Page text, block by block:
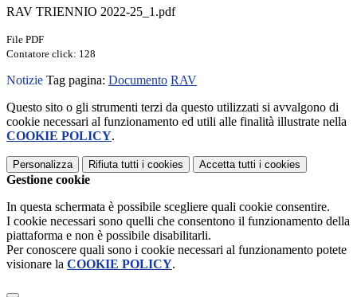
RAV TRIENNIO 2022-25_1.pdf
File PDF
Contatore click: 128
Notizie Tag pagina: Documento RAV
Questo sito o gli strumenti terzi da questo utilizzati si avvalgono di
cookie necessari al funzionamento ed utili alle finalità illustrate nella
COOKIE POLICY.
Personalizza Rifiuta tutti i cookies Accetta tutti i cookies
Gestione cookie
In questa schermata è possibile scegliere quali cookie consentire.
I cookie necessari sono quelli che consentono il funzionamento della
piattaforma e non è possibile disabilitarli.
Per conoscere quali sono i cookie necessari al funzionamento potete
visionare la COOKIE POLICY.